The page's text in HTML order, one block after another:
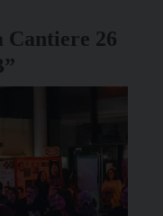
Cantiere 26